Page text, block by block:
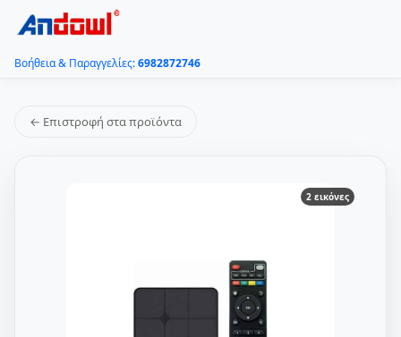
Βοήθεια & Παραγγελίες:6982872746
← Επιστροφή στα προϊόντα
2 εικόνες